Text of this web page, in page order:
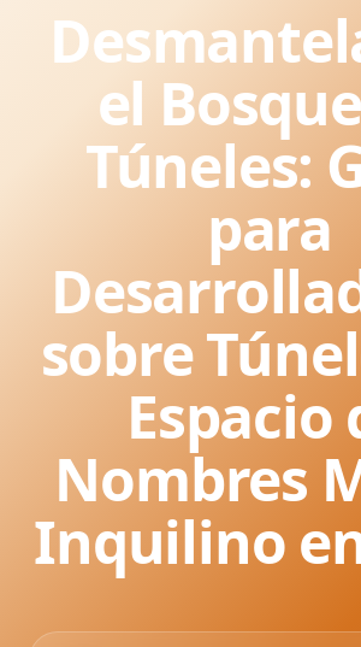
el
Túneles:
para
sobre
Espacio
Nombres
Inquilino